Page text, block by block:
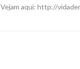
Vejam aqui: http://